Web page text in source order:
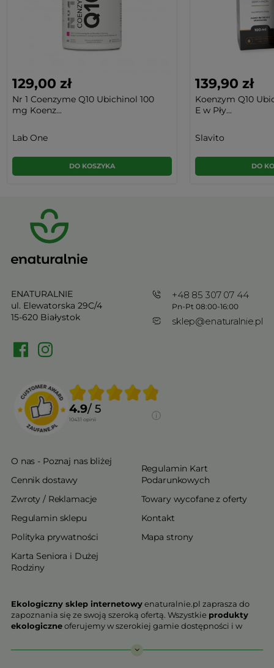
129,00 zł
Nr 1 Coenzyme Q10 Ubichinol 100
mg Koenz...
Lab One
DO KOSZYKA
139,90 zł
Koenzym Q10
E w Pły...
Slavito
DO
ENATURALNIE
ul. Elewatorska 29C/4
15-620 Białystok
+48 85 307 07 44
Pn-Pt 08:00-16:00
sklep@enaturalnie.pl
4.9/ 5
10431 opinii
O nas - Poznaj nas bliżej
Cennik dostawy
Zwroty / Reklamacje
Regulamin sklepu
Polityka prywatności
Karta Seniora i Dużej
Rodziny
Regulamin Kart
Podarunkowych
Towary wycofane z oferty
Kontakt
Mapa strony
Ekologiczny sklep internetowyenaturalnie.pl zaprasza do
zapoznania się ze swoją szeroką ofertą. Wszystkie produkty
ekologiczneoferujemy w szerokiej gamie dostępności i w
ekologiczne charakteryzują się najwyższą jakością.